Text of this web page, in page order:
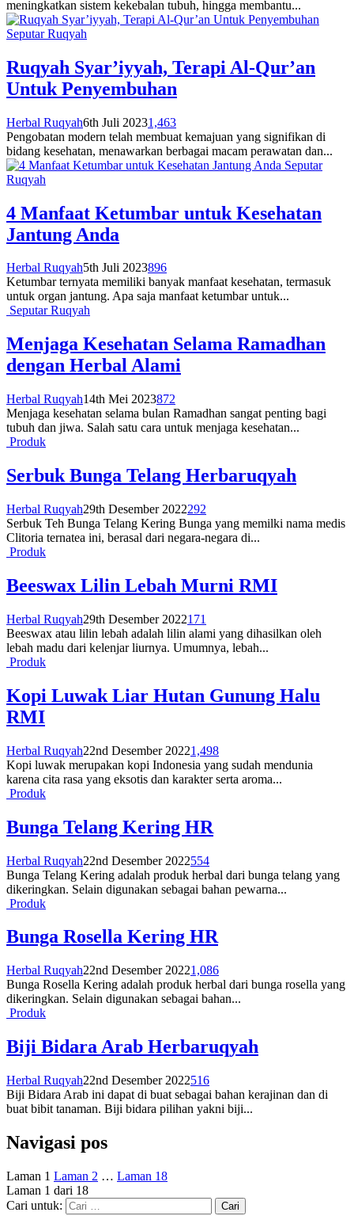
meningkatkan sistem kekebalan tubuh, hingga membantu...
Seputar Ruqyah
Ruqyah Syar’iyyah, Terapi Al-Qur’an
Untuk Penyembuhan
Herbal Ruqyah6th Juli 20231,463
Pengobatan modern telah membuat kemajuan yang signifikan di
bidang kesehatan, menawarkan berbagai macam perawatan dan...
Seputar
Ruqyah
4 Manfaat Ketumbar untuk Kesehatan
Jantung Anda
Herbal Ruqyah5th Juli 2023896
Ketumbar ternyata memiliki banyak manfaat kesehatan, termasuk
untuk organ jantung. Apa saja manfaat ketumbar untuk...
Seputar Ruqyah
Menjaga Kesehatan Selama Ramadhan
dengan Herbal Alami
Herbal Ruqyah14th Mei 2023872
Menjaga kesehatan selama bulan Ramadhan sangat penting bagi
tubuh dan jiwa. Salah satu cara untuk menjaga kesehatan...
Produk
Serbuk Bunga Telang Herbaruqyah
Herbal Ruqyah29th Desember 2022292
Serbuk Teh Bunga Telang Kering Bunga yang memilki nama medis
Clitoria ternatea ini, berasal dari negara-negara di...
Produk
Beeswax Lilin Lebah Murni RMI
Herbal Ruqyah29th Desember 2022171
Beeswax atau lilin lebah adalah lilin alami yang dihasilkan oleh
lebah madu dari kelenjar liurnya. Umumnya, lebah...
Produk
Kopi Luwak Liar Hutan Gunung Halu
RMI
Herbal Ruqyah22nd Desember 20221,498
Kopi luwak merupakan kopi Indonesia yang sudah mendunia
karena cita rasa yang eksotis dan karakter serta aroma...
Produk
Bunga Telang Kering HR
Herbal Ruqyah22nd Desember 2022554
Bunga Telang Kering adalah produk herbal dari bunga telang yang
dikeringkan. Selain digunakan sebagai bahan pewarna...
Produk
Bunga Rosella Kering HR
Herbal Ruqyah22nd Desember 20221,086
Bunga Rosella Kering adalah produk herbal dari bunga rosella yang
dikeringkan. Selain digunakan sebagai bahan...
Produk
Biji Bidara Arab Herbaruqyah
Herbal Ruqyah22nd Desember 2022516
Biji Bidara Arab ini dapat di buat sebagai bahan kerajinan dan di
buat bibit tanaman. Biji bidara pilihan yakni biji...
Navigasi pos
Laman 1 Laman 2 … Laman 18
Laman 1 dari 18
Cari untuk: